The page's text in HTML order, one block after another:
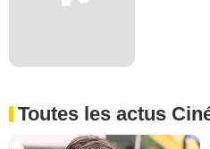
Toutes les actus